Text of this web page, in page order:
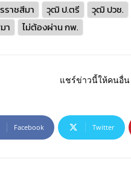
ราชสีมา วุฒิ ป.ตรี วุฒิ ปวช.
า
ไม่ต้องผ่าน กพ.
แชร์ข่าวนี้ให้คนอื่น
Facebook Twitter